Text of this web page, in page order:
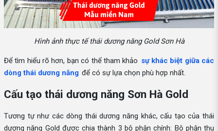
Hình ảnh thực tế thái dương năng Gold Sơn Hà
Để tìm hiểu rõ hơn, bạn có thể tham khảo sự khác biệt giữa các
dòng thái dương năng để có sự lựa chọn phù hợp nhất.
Cấu tạo thái dương năng Sơn Hà Gold
Tương tự như các dòng thái dương năng khác, cấu tạo của thái
dương năng Gold được chia thành 3 bộ phận chính: Bộ phận thu